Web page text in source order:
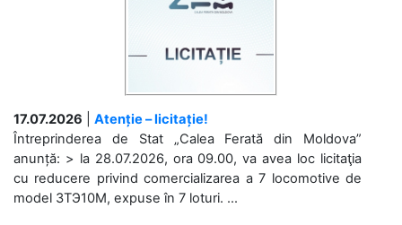
17.07.2026
Atenție – licitație!
Întreprinderea de Stat „Calea Ferată din Moldova”
anunță: > la 28.07.2026, ora 09.00, va avea loc licitaţia
cu reducere privind comercializarea a 7 locomotive de
model 3ТЭ10М, expuse în 7 loturi. ...